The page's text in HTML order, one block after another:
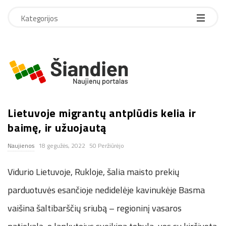
Kategorijos
S
a
n
d
i
Lietuvoje migrantų antplūdis kelia ir
baimę, ir užuojautą
Naujienos 18 gegužės, 2022 50 Peržiūrėjo
Vidurio Lietuvoje, Rukloje, šalia maisto prekių
parduotuvės esančioje nedidelėje kavinukėje Basma
vaišina šaltibarščių sriubą – regioninį vasaros